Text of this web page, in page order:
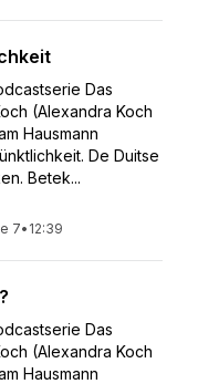
Das
(Alexandra Koch
Hausmann
De Duitse
Betek...
7• 12:39
Das
(Alexandra Koch
Hausmann